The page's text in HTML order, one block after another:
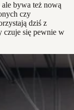
bywa też nową
czy
dziś z
czuje się pewnie w